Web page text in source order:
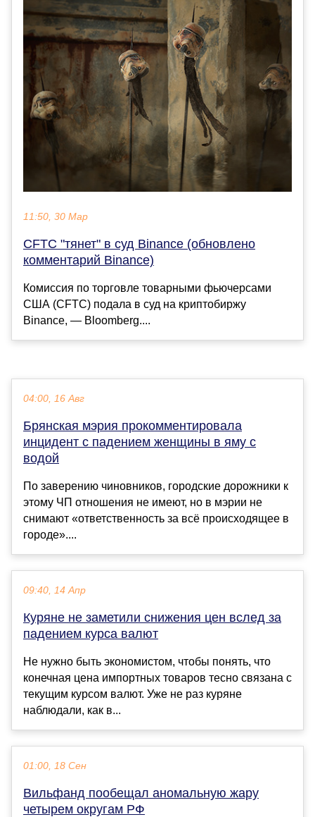
11:50, 30 Мар
CFTC "тянет" в суд Binance (обновлено
комментарий Binance)
Комиссия по торговле товарными фьючерсами
США (CFTC) подала в суд на криптобиржу
Binance, — Bloomberg....
04:00, 16 Авг
Брянская мэрия прокомментировала
инцидент с падением женщины в яму с
водой
По заверению чиновников, городские дорожники к
этому ЧП отношения не имеют, но в мэрии не
снимают «ответственность за всё происходящее в
городе»....
09:40, 14 Апр
Куряне не заметили снижения цен вслед за
падением курса валют
Не нужно быть экономистом, чтобы понять, что
конечная цена импортных товаров тесно связана с
текущим курсом валют. Уже не раз куряне
наблюдали, как в...
01:00, 18 Сен
Вильфанд пообещал аномальную жару
четырем округам РФ